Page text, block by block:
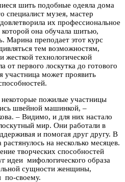
шить подобные одеяла дома
специалист музея, мастер
их профессиональное
она обучала шитью,
Марина преподает этот курс
тем возможностям,
технологической
от первого лоскутка до готового
участница может проявить
пожилые участницы
швейной машинкой, –
– Видимо, и для них настало
мир. Они работали в
и помогая друг другу. В
на несколько месяцев.
творческих способностей
идеи мифологического образа
сущности женщины,
по-своему.